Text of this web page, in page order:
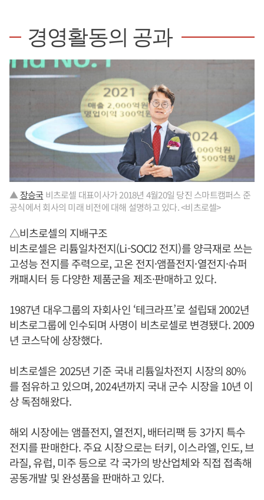
경영활동의 공과
▲ 장승국 비츠로셀 대표이사가 2018년 4월20일 당진 스마트캠퍼스 준
공식에서 회사의 미래 비전에 대해 설명하고 있다. <비츠로셀>
△비츠로셀의 지배구조
비츠로셀은 리튬일차전지(Li-SOCl2 전지)를 양극재로 쓰는
고성능 전지를 주력으로, 고온 전지·앰플전지·열전지·슈퍼
캐패시터 등 다양한 제품군을 제조·판매하고 있다.
1987년 대우그룹의 자회사인 ‘테크라프’로 설립돼 2002년
비츠로그룹에 인수되며 사명이 비츠로셀로 변경됐다. 2009
년 코스닥에 상장했다.
비츠로셀은 2025년 기준 국내 리튬일차전지 시장의 80%
를 점유하고 있으며, 2024년까지 국내 군수 시장을 10년 이
상 독점해왔다.
해외 시장에는 앰플전지, 열전지, 배터리팩 등 3가지 특수
전지를 판매한다. 주요 시장으로는 터키, 이스라엘, 인도, 브
라질, 유럽, 미주 등으로 각 국가의 방산업체와 직접 접촉해
공동개발 및 완성품을 판매하고 있다.